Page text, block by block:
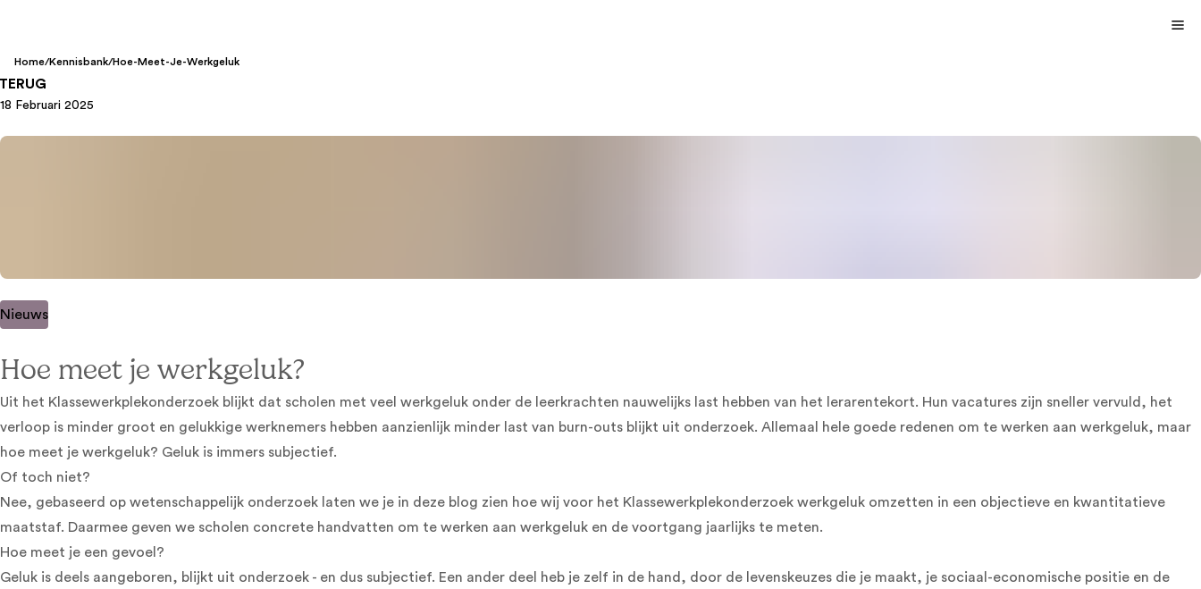
Home/Kennisbank/Hoe-Meet-Je-Werkgeluk
18 Februari 2025
Nieuws
Hoe meet je werkgeluk?
Uit het Klassewerkplekonderzoek blijkt dat scholen met veel werkgeluk onder de leerkrachten nauwelijks last hebben van het lerarentekort. Hun vacatures zijn sneller vervuld, het
verloop is minder groot en gelukkige werknemers hebben aanzienlijk minder last van burn-outs blijkt uit onderzoek. Allemaal hele goede redenen om te werken aan werkgeluk, maar
hoe meet je werkgeluk? Geluk is immers subjectief.
Of toch niet?
Nee, gebaseerd op wetenschappelijk onderzoek laten we je in deze blog zien hoe wij voor het Klassewerkplekonderzoek werkgeluk omzetten in een objectieve en kwantitatieve
maatstaf. Daarmee geven we scholen concrete handvatten om te werken aan werkgeluk en de voortgang jaarlijks te meten.
Hoe meet je een gevoel?
Geluk is deels aangeboren, blijkt uit onderzoek - en dus subjectief. Een ander deel heb je zelf in de hand, door de levenskeuzes die je maakt, je sociaal-economische positie en de